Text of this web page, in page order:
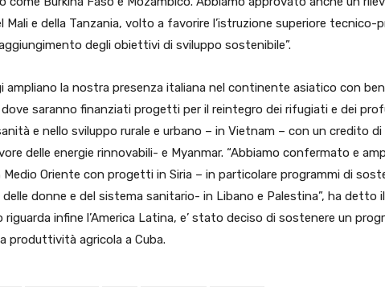
Mali e della Tanzania, volto a favorire l’istruzione superiore tecnico-
degli obiettivi di sviluppo sostenibile”.
ampliano la nostra presenza italiana nel continente asiatico con
saranno finanziati progetti per il reintegro dei rifugiati e dei
e nello sviluppo rurale e urbano – in Vietnam – con un credito di
delle energie rinnovabili- e Myanmar. “Abbiamo confermato e
Oriente con progetti in Siria – in particolare programmi di
donne e del sistema sanitario- in Libano e Palestina”, ha detto
infine l’America Latina, e’ stato deciso di sostenere un
produttività agricola a Cuba.